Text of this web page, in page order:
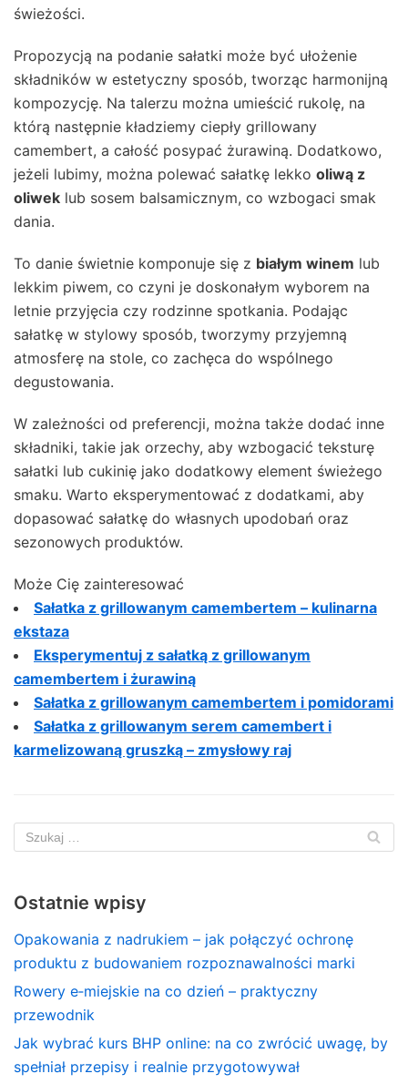
świeżości.
Propozycją na podanie sałatki może być ułożenie
składników w estetyczny sposób, tworząc harmonijną
kompozycję. Na talerzu można umieścić rukolę, na
którą następnie kładziemy ciepły grillowany
camembert, a całość posypać żurawiną. Dodatkowo,
jeżeli lubimy, można polewać sałatkę lekko oliwą z
oliwek lub sosem balsamicznym, co wzbogaci smak
dania.
To danie świetnie komponuje się z białym winem lub
lekkim piwem, co czyni je doskonałym wyborem na
letnie przyjęcia czy rodzinne spotkania. Podając
sałatkę w stylowy sposób, tworzymy przyjemną
atmosferę na stole, co zachęca do wspólnego
degustowania.
W zależności od preferencji, można także dodać inne
składniki, takie jak orzechy, aby wzbogacić teksturę
sałatki lub cukinię jako dodatkowy element świeżego
smaku. Warto eksperymentować z dodatkami, aby
dopasować sałatkę do własnych upodobań oraz
sezonowych produktów.
Może Cię zainteresować
Sałatka z grillowanym camembertem – kulinarna
ekstaza
Eksperymentuj z sałatką z grillowanym
camembertem i żurawiną
Sałatka z grillowanym camembertem i pomidorami
Sałatka z grillowanym serem camembert i
karmelizowaną gruszką – zmysłowy raj
Ostatnie wpisy
Opakowania z nadrukiem – jak połączyć ochronę
produktu z budowaniem rozpoznawalności marki
Rowery e‑miejskie na co dzień – praktyczny
przewodnik
Jak wybrać kurs BHP online: na co zwrócić uwagę, by
spełniał przepisy i realnie przygotowywał